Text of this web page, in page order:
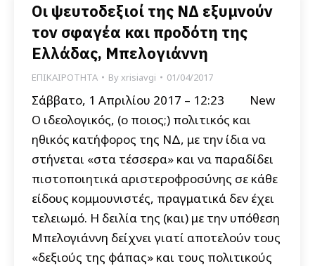
Οι ψευτοδεξιοί της ΝΔ εξυμνούν
τον σφαγέα και προδότη της
Ελλάδας, Μπελογιάννη
ΕΠΙΚΑΙΡΟΤΗΤΑ Byxrisiavgi 01/04/2017
Σάββατο, 1 Απριλίου 2017 – 12:23 New
Ο ιδεολογικός, (ο ποιος;) πολιτικός και
ηθικός κατήφορος της ΝΔ, με την ίδια να
στήνεται «στα τέσσερα» και να παραδίδει
πιστοποιητικά αριστεροφροσύνης σε κάθε
είδους κομμουνιστές, πραγματικά δεν έχει
τελειωμό. Η δειλία της (και) με την υπόθεση
Μπελογιάννη δείχνει γιατί αποτελούν τους
«δεξιούς της φάπας» και τους πολιτικούς